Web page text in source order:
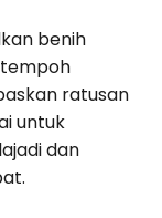
benih
ratusan
untuk
dan